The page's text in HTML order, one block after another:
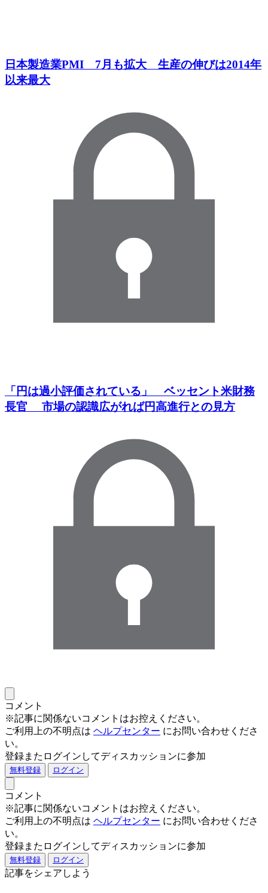
日本製造業PMI 7月も拡大 生産の伸びは2014年
以来最大
「円は過小評価されている」 ベッセント米財務
長官 市場の認識広がれば円高進行との見方
コメント
※記事に関係ないコメントはお控えください。
ご利用上の不明点は ヘルプセンター にお問い合わせくださ
い。
登録またログインしてディスカッションに参加
無料登録 ログイン
コメント
※記事に関係ないコメントはお控えください。
ご利用上の不明点は ヘルプセンター にお問い合わせくださ
い。
登録またログインしてディスカッションに参加
無料登録 ログイン
記事をシェアしよう